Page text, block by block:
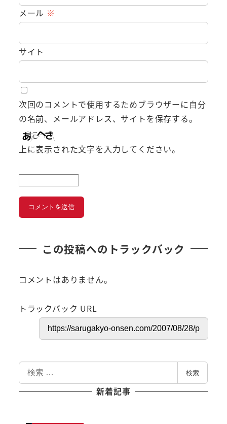
メール ※
サイト
次回のコメントで使用するためブラウザーに自分
の名前、メールアドレス、サイトを保存する。
上に表示された文字を入力してください。
この投稿へのトラックバック
コメントはありません。
トラックバック URL
索
検索
新着記事